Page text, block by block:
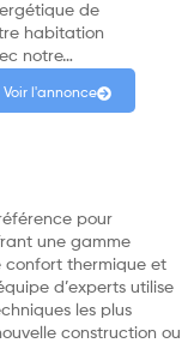
de
habitation
notre…
Voir l'annonce
pour
une gamme
confort thermique et
d’experts utilise
les plus
construction ou